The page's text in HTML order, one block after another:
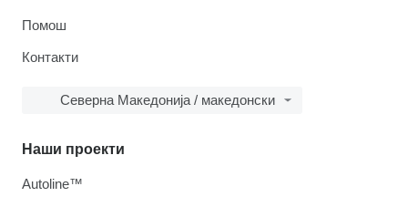
Помош
Контакти
Северна Македонија / македонски
Наши проекти
Autoline™